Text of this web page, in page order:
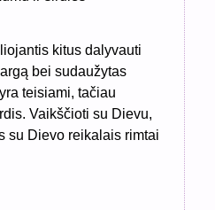
kitus dalyvauti
bei sudaužytas
teisiami, tačiau
Vaikščioti su Dievu,
su Dievo reikalais rimtai